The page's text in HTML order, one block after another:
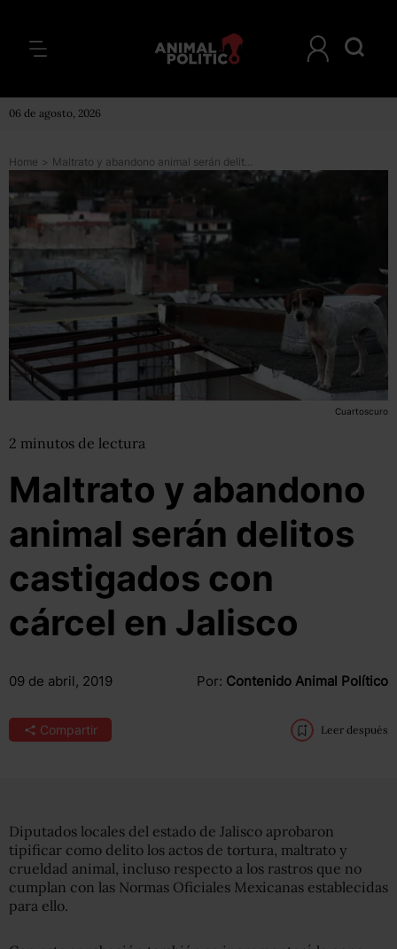
06 de agosto, 2026
Home > Maltrato y abandono animal serán delitos castigados con cárcel en Jalisco
Cuartoscuro
2 minutos de lectura
Maltrato y abandono
animal serán delitos
castigados con
cárcel en Jalisco
09 de abril, 2019 Por: Contenido Animal Político
Compartir Leer después
Diputados locales del estado de Jalisco aprobaron
tipificar como delito los actos de tortura, maltrato y
crueldad animal, incluso respecto a los rastros que no
cumplan con las Normas Oficiales Mexicanas establecidas
para ello.